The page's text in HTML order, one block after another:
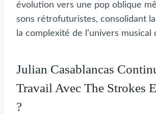
évolution vers une pop oblique
sons rétrofuturistes, consolidant
la complexité de l’univers musical
Julian Casablancas
Travail Avec The Strokes
?